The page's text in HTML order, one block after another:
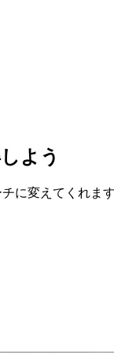
よう
に変えてくれま